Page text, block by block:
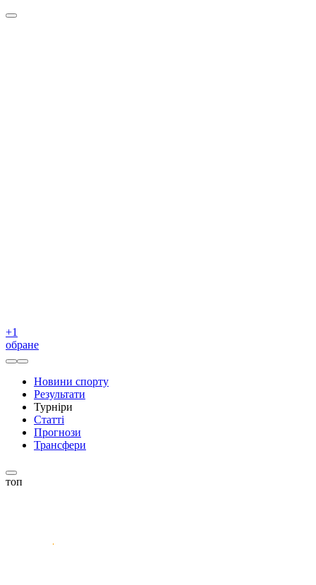
+1
обране
Новини спорту
Результати
Турніри
Статті
Прогнози
Трансфери
топ